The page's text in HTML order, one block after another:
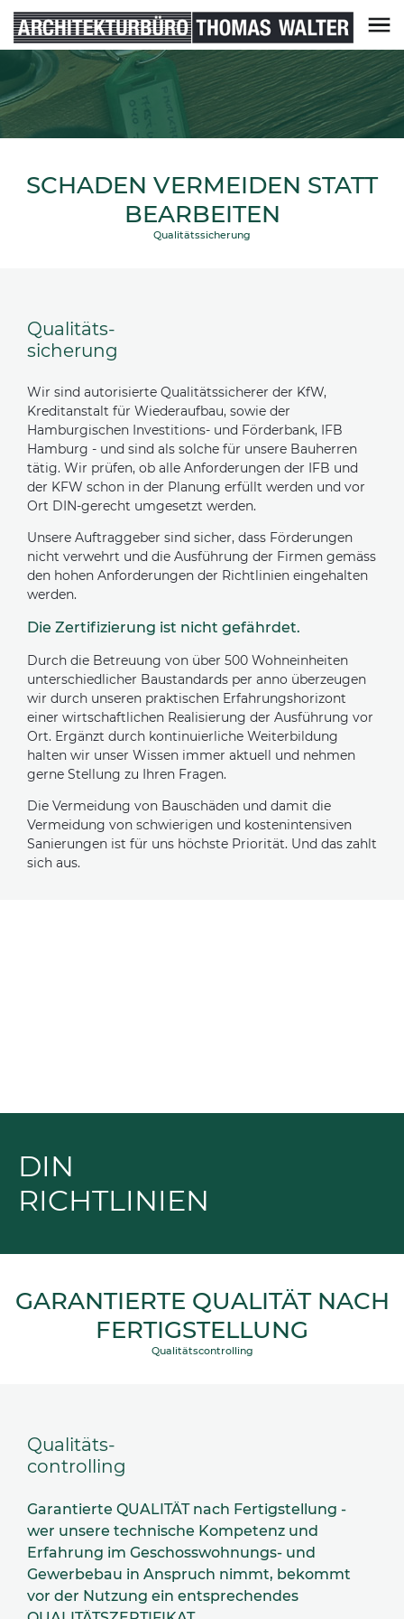
Skip
to
content
Architekturbüro Thomas Walter
SCHADEN VERMEIDEN STATT
BEARBEITEN
Qualitätssicherung
Qualitäts-
sicherung
Wir sind autorisierte Qualitätssicherer der KfW,
Kreditanstalt für Wiederaufbau, sowie der
Hamburgischen Investitions- und Förderbank, IFB
Hamburg - und sind als solche für unsere Bauherren
tätig. Wir prüfen, ob alle Anforderungen der IFB und
der KFW schon in der Planung erfüllt werden und vor
Ort DIN-gerecht umgesetzt werden.
Unsere Auftraggeber sind sicher, dass Förderungen
nicht verwehrt und die Ausführung der Firmen gemäss
den hohen Anforderungen der Richtlinien eingehalten
werden.
Die Zertifizierung ist nicht gefährdet.
Durch die Betreuung von über 500 Wohneinheiten
unterschiedlicher Baustandards per anno überzeugen
wir durch unseren praktischen Erfahrungshorizont
einer wirtschaftlichen Realisierung der Ausführung vor
Ort. Ergänzt durch kontinuierliche Weiterbildung
halten wir unser Wissen immer aktuell und nehmen
gerne Stellung zu Ihren Fragen.
Die Vermeidung von Bauschäden und damit die
Vermeidung von schwierigen und kostenintensiven
Sanierungen ist für uns höchste Priorität. Und das zahlt
sich aus.
DIN
RICHTLINIEN
GARANTIERTE QUALITÄT NACH
FERTIGSTELLUNG
Qualitätscontrolling
Qualitäts-
controlling
Garantierte QUALITÄT nach Fertigstellung -
wer unsere technische Kompetenz und
Erfahrung im Geschosswohnungs- und
Gewerbebau in Anspruch nimmt, bekommt
vor der Nutzung ein entsprechendes